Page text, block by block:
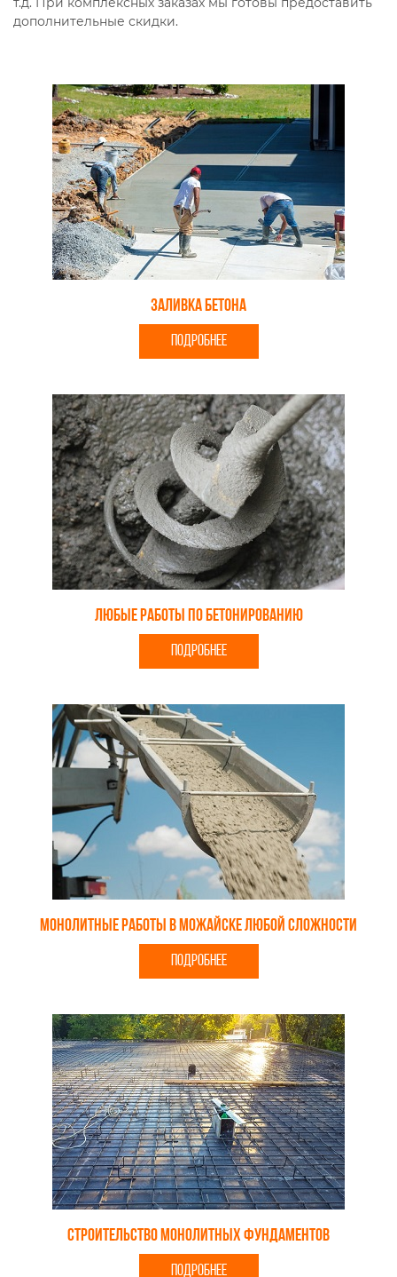
дополнительные скидки.
Заливка бетона
ПОДРОБНЕЕ
Любые работы по бетонированию
ПОДРОБНЕЕ
Монолитные работы в Можайске любой сложности
ПОДРОБНЕЕ
Строительство монолитных фундаментов
ПОДРОБНЕЕ